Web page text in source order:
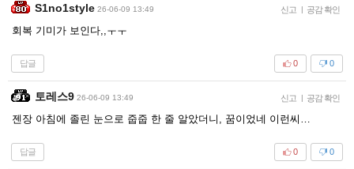
S1no1style 26-06-09 13:49 신고 | 공감 확인
회복 기미가 보인다,,ㅜㅜ
답글 0
0
토레스9 26-06-09 13:49 신고 | 공감 확인
젠장 아침에 졸린 눈으로 줍줍 한 줄 알았더니, 꿈이었네 이런씨…
답글 0
0